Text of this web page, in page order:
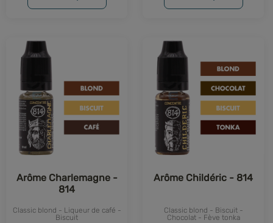
Arôme Charlemagne -
814
Classic blond - Liqueur de café -
Biscuit
Arôme Childéric - 814
Classic blond - Biscuit -
Chocolat - Fève tonka